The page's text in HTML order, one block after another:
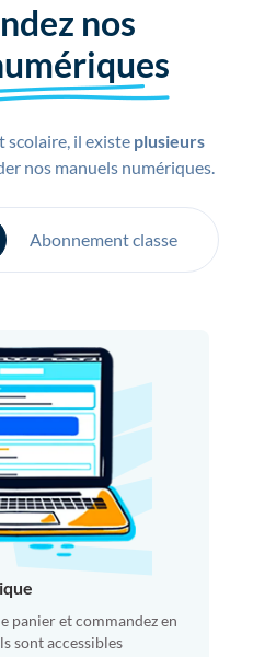
nos
scolaire, il existe plusieurs
nos manuels numériques.
Abonnement classe
panier et commandez en
sont accessibles